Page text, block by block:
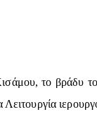
το βράδυ
Λειτουργία